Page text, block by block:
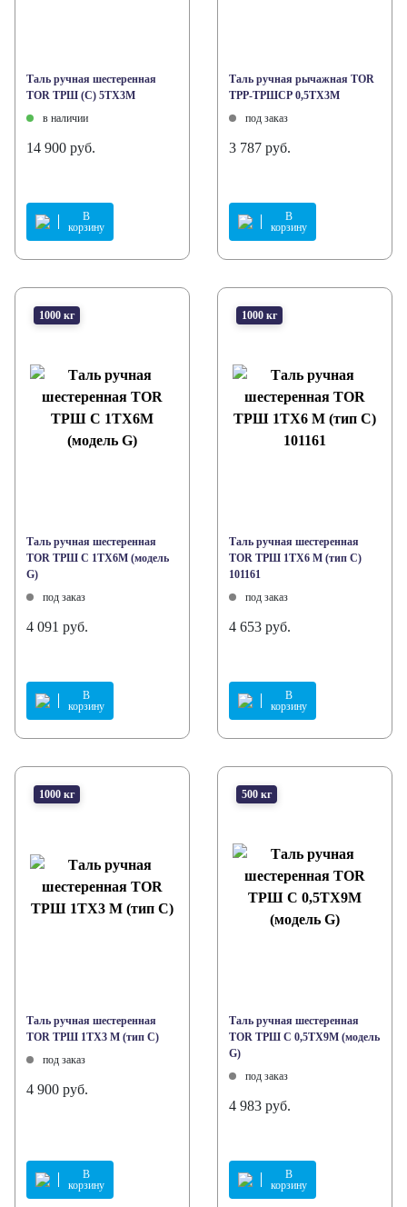
Таль ручная шестеренная
TOR ТРШ (C) 5ТХ3М
в наличии
14 900 руб.
В
корзину
Таль ручная рычажная TOR
ТРР-ТРШСР 0,5ТХ3М
под заказ
3 787 руб.
В
корзину
1000 кг
Таль ручная шестеренная
TOR ТРШ C 1ТХ6М (модель
G)
под заказ
4 091 руб.
В
корзину
1000 кг
Таль ручная шестеренная
TOR ТРШ 1ТХ6 М (тип С)
101161
под заказ
4 653 руб.
В
корзину
1000 кг
Таль ручная шестеренная
TOR ТРШ 1ТХ3 М (тип С)
под заказ
4 900 руб.
В
корзину
500 кг
Таль ручная шестеренная
TOR ТРШ C 0,5ТХ9М (модель
G)
под заказ
4 983 руб.
В
корзину